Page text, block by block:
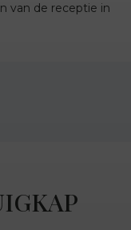
van de receptie in